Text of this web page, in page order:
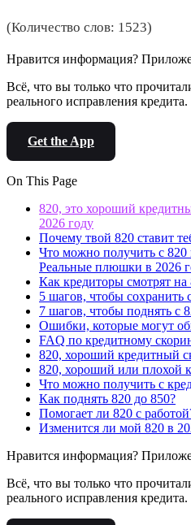
(Количество слов: 1523)
Нравится информация?
Всё, что вы только что
реального исправления
Get the App
On This Page
820, это хороший
2026 году
Почему твой 820 ставит
Что можно получить с
Реальные плюшки в 2026
Как кредиторы смотрят на
5 шагов, чтобы сохранить
7 шагов, чтобы поднять с
Ошибки, которые могут
FAQ по кредитному
820, хороший кредитный
820, хороший или плохой
Что можно получить с
Как поднять 820 до 850?
Помогает ли 820 с
Изменится ли мой 820 в
Нравится информация?
Всё, что вы только что
реального исправления